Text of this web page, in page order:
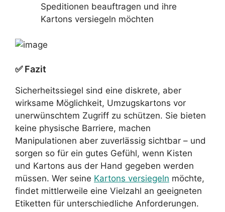
Speditionen beauftragen und ihre
Kartons versiegeln möchten
✅ Fazit
Sicherheitssiegel sind eine diskrete, aber
wirksame Möglichkeit, Umzugskartons vor
unerwünschtem Zugriff zu schützen. Sie bieten
keine physische Barriere, machen
Manipulationen aber zuverlässig sichtbar – und
sorgen so für ein gutes Gefühl, wenn Kisten
und Kartons aus der Hand gegeben werden
müssen. Wer seine Kartons versiegeln möchte,
findet mittlerweile eine Vielzahl an geeigneten
Etiketten für unterschiedliche Anforderungen.